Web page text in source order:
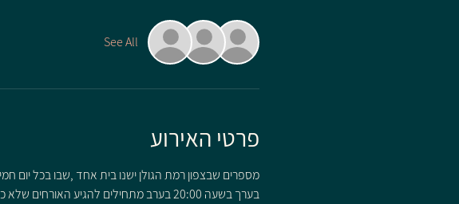
See All
פרטי האירוע
מספרים שבצפון רמת הגולן ישנו בית אחד ,שבו בכל יום
בערך בשעה 20:00 בערב מתחילים להגיע האורחים שלא כולם מכירים זה את זה ,